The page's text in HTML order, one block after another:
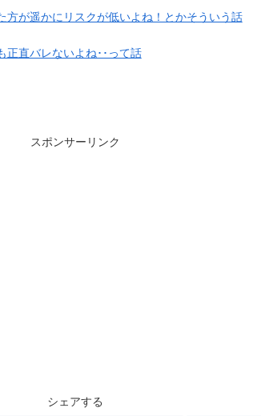
方が遥かにリスクが低いよね！とかそういう話
正直バレないよね･･って話
スポンサーリンク
シェアする